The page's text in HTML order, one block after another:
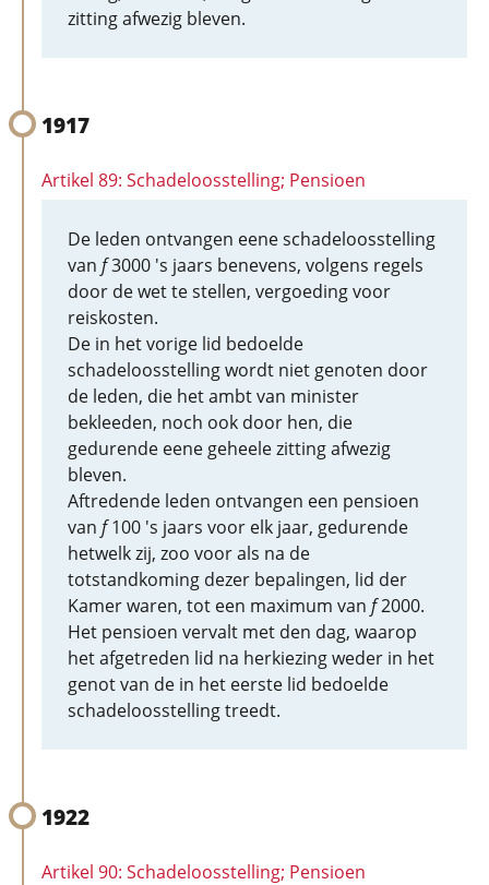
zitting afwezig bleven.
1917
Artikel 89: Schadeloosstelling; Pensioen
De leden ontvangen eene schadeloosstelling
van f3000 's jaars benevens, volgens regels
door de wet te stellen, vergoeding voor
reiskosten.
De in het vorige lid bedoelde
schadeloosstelling wordt niet genoten door
de leden, die het ambt van minister
bekleeden, noch ook door hen, die
gedurende eene geheele zitting afwezig
bleven.
Aftredende leden ontvangen een pensioen
van f100 's jaars voor elk jaar, gedurende
hetwelk zij, zoo voor als na de
totstandkoming dezer bepalingen, lid der
Kamer waren, tot een maximum van f2000.
Het pensioen vervalt met den dag, waarop
het afgetreden lid na herkiezing weder in het
genot van de in het eerste lid bedoelde
schadeloosstelling treedt.
1922
Artikel 90: Schadeloosstelling; Pensioen